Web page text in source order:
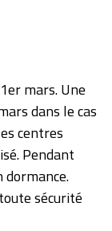
mars. Une
dans le cas
centres
Pendant
sécurité